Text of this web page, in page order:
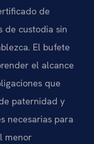
de
de custodia sin
El bufete
el alcance
que
paternidad y
necesarias para
menor